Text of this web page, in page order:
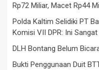
Rp72 Miliar, Macet Rp44
Polda Kaltim Selidiki PT
Komisi VII DPR: Ini
DLH Bontang Belum
Bukti Penggunaan Duit